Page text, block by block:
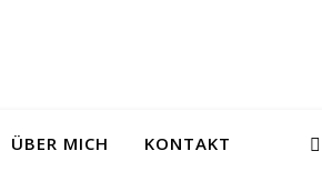
ÜBER MICH KONTAKT